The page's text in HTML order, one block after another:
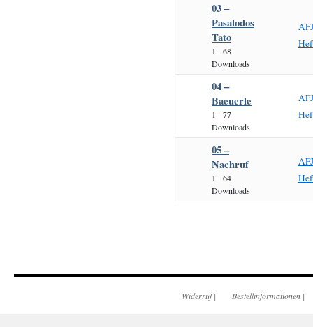
03 –
Pasalodos
Tato
1
68
Downloads
04 –
Baeuerle
1
77
Downloads
05 –
Nachruf
1
64
Downloads
Widerruf| Bestellinformationen |